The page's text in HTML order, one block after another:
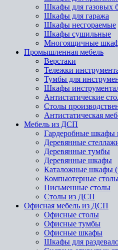
Шкафы для газовых
Шкафы для гаража
Шкафы несгораемые
Шкафы сушильные
Многоящичные
Промышленная мебель
Верстаки
Тележки
Тумбы для
Шкафы
Антистатические
Столы
Антистатическая
Мебель из ДСП
Гардеробные
Деревянные
Деревянные тумбы
Деревянные шкафы
Каталожные шкафы
Компьютерные
Письменные столы
Столы из ДСП
Офисная мебель из ДСП
Офисные столы
Офисные тумбы
Офисные шкафы
Шкафы для